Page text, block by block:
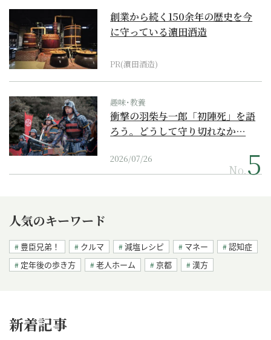
創業から続く150余年の歴史を今
に守っている濵田酒造
PR(濵田酒造)
趣味･教養
衝撃の羽柴与一郎「初陣死」を語
ろう。どうして守り切れなか…
2026/07/26
No.
人気のキーワード
豊臣兄弟！ クルマ 減塩レシピ マネー
認知症
定年後の歩き方
老人ホーム 京都 漢方
新着記事